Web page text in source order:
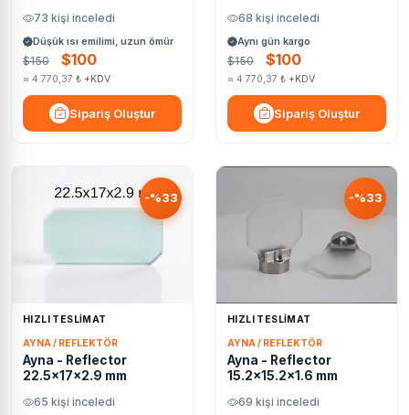
73 kişi inceledi
Düşük ısı emilimi, uzun ömür
$150 $100
≈ 4.770,37 ₺ +KDV
Sipariş Oluştur
68 kişi inceledi
Aynı gün kargo
$150 $100
≈ 4.770,37 ₺ +KDV
Sipariş Oluştur
-%33
HIZLI TESLİMAT
AYNA / REFLEKTÖR
Ayna - Reflector
22.5x17x2.9 mm
65 kişi inceledi
-%33
HIZLI TESLİMAT
AYNA / REFLEKTÖR
Ayna - Reflector
15.2x15.2x1.6 mm
69 kişi inceledi